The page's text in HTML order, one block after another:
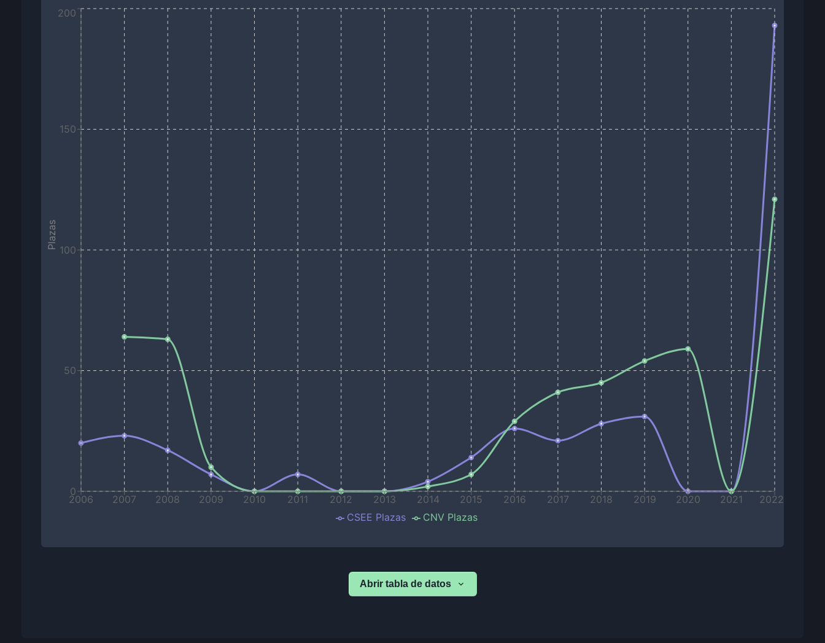
2006 2007 2008 2009 2010 2011 2012 2013 2014 2015 2016 2017 2018 2019 2020 2021 2022
0
50
100
150
200
Plazas
CSEE Plazas CNV Plazas
Abrir tabla de datos